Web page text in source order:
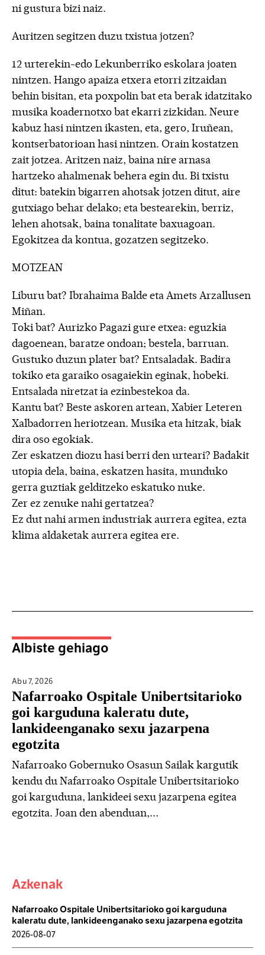
ni gustura bizi naiz.
Auritzen segitzen duzu txistua jotzen?
12 urterekin-edo Lekunberriko eskolara joaten
nintzen. Hango apaiza etxera etorri zitzaidan
behin bisitan, eta poxpolin bat eta berak idatzitako
musika koadernotxo bat ekarri zizkidan. Neure
kabuz hasi nintzen ikasten, eta, gero, Iruñean,
kontserbatorioan hasi nintzen. Orain kostatzen
zait jotzea. Aritzen naiz, baina nire arnasa
hartzeko ahalmenak behera egin du. Bi txistu
ditut: batekin bigarren ahotsak jotzen ditut, aire
gutxiago behar delako; eta bestearekin, berriz,
lehen ahotsak, baina tonalitate baxuagoan.
Egokitzea da kontua, gozatzen segitzeko.
MOTZEAN
Liburu bat? Ibrahaima Balde eta Amets Arzallusen
Miñan.
Toki bat? Aurizko Pagazi gure etxea: eguzkia
dagoenean, baratze ondoan; bestela, barruan.
Gustuko duzun plater bat? Entsaladak. Badira
tokiko eta garaiko osagaiekin eginak, hobeki.
Entsalada niretzat ia ezinbestekoa da.
Kantu bat? Beste askoren artean, Xabier Leteren
Xalbadorren heriotzean. Musika eta hitzak, biak
dira oso egokiak.
Zer eskatzen diozu hasi berri den urteari? Badakit
utopia dela, baina, eskatzen hasita, munduko
gerra guztiak gelditzeko eskatuko nuke.
Zer ez zenuke nahi gertatzea?
Ez dut nahi armen industriak aurrera egitea, ezta
klima aldaketak aurrera egitea ere.
Albiste gehiago
Abu 7,2026
Nafarroako Ospitale Unibertsitarioko
goi karguduna kaleratu dute,
lankideenganako sexu jazarpena
egotzita
Nafarroako Gobernuko Osasun Sailak kargutik
kendu du Nafarroako Ospitale Unibertsitarioko
goi karguduna, lankideei sexu jazarpena egitea
egotzita. Joan den abenduan,...
Azkenak
Nafarroako Ospitale Unibertsitarioko goi karguduna
kaleratu dute, lankideenganako sexu jazarpena egotzita
2026-08-07